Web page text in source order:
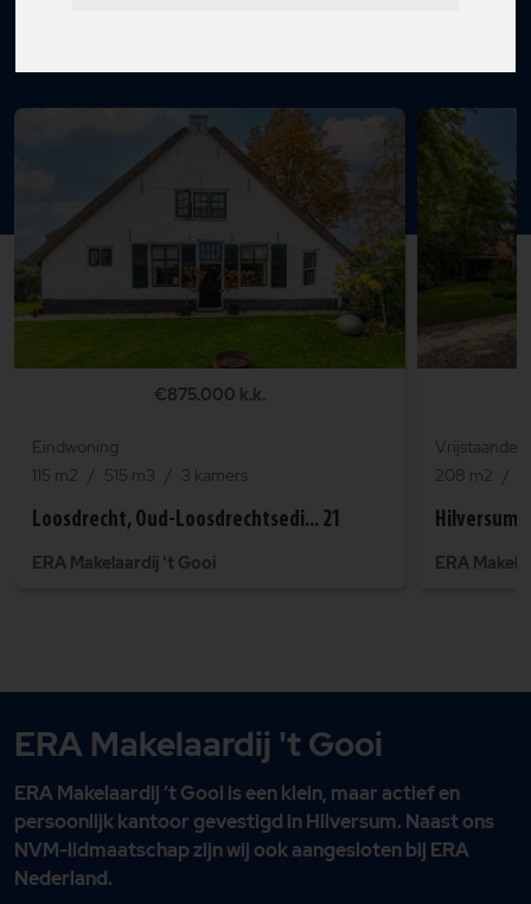
€875.000 k.k.
Eindwoning
115 m2
515 m3 3 kamers
Loosdrecht, Oud-Loosdrechtsedi... 21
ERA Makelaardij 't Gooi
Vrijstaande
208 m2
ERA
ERA Makelaardij 't Gooi
ERA Makelaardij ’t Gooi is een klein, maar actief en
persoonlijk kantoor gevestigd in Hilversum. Naast ons
NVM-lidmaatschap zijn wij ook aangesloten bij ERA
Nederland.